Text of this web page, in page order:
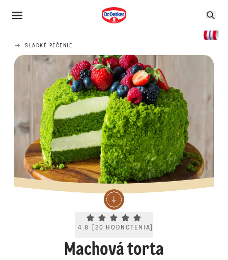
SLADKÉ PEČENIE
Current rating 4.8. Click to rate.
4.8 20 HODNOTENIA
Machová torta